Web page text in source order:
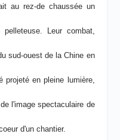
au rez-de chaussée un
Leur combat,
sud-ouest de la Chine en
projeté en pleine lumière,
l'image spectaculaire de
d'un chantier.